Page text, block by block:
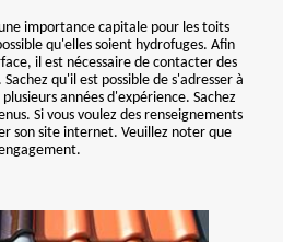
importance capitale pour les toits
qu'elles soient hydrofuges. Afin
il est nécessaire de contacter des
qu'il est possible de s'adresser à
années d'expérience. Sachez
Si vous voulez des renseignements
son site internet. Veuillez noter que